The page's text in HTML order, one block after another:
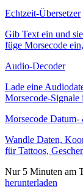
Echtzeit-Übersetzer
Gib Text ein und
füge Morsecode
Audio-Decoder
Lade eine
Morsecode-
Morsecode
Wandle Daten,
für Tattoos,
Nur 5 Minuten am
herunterladen